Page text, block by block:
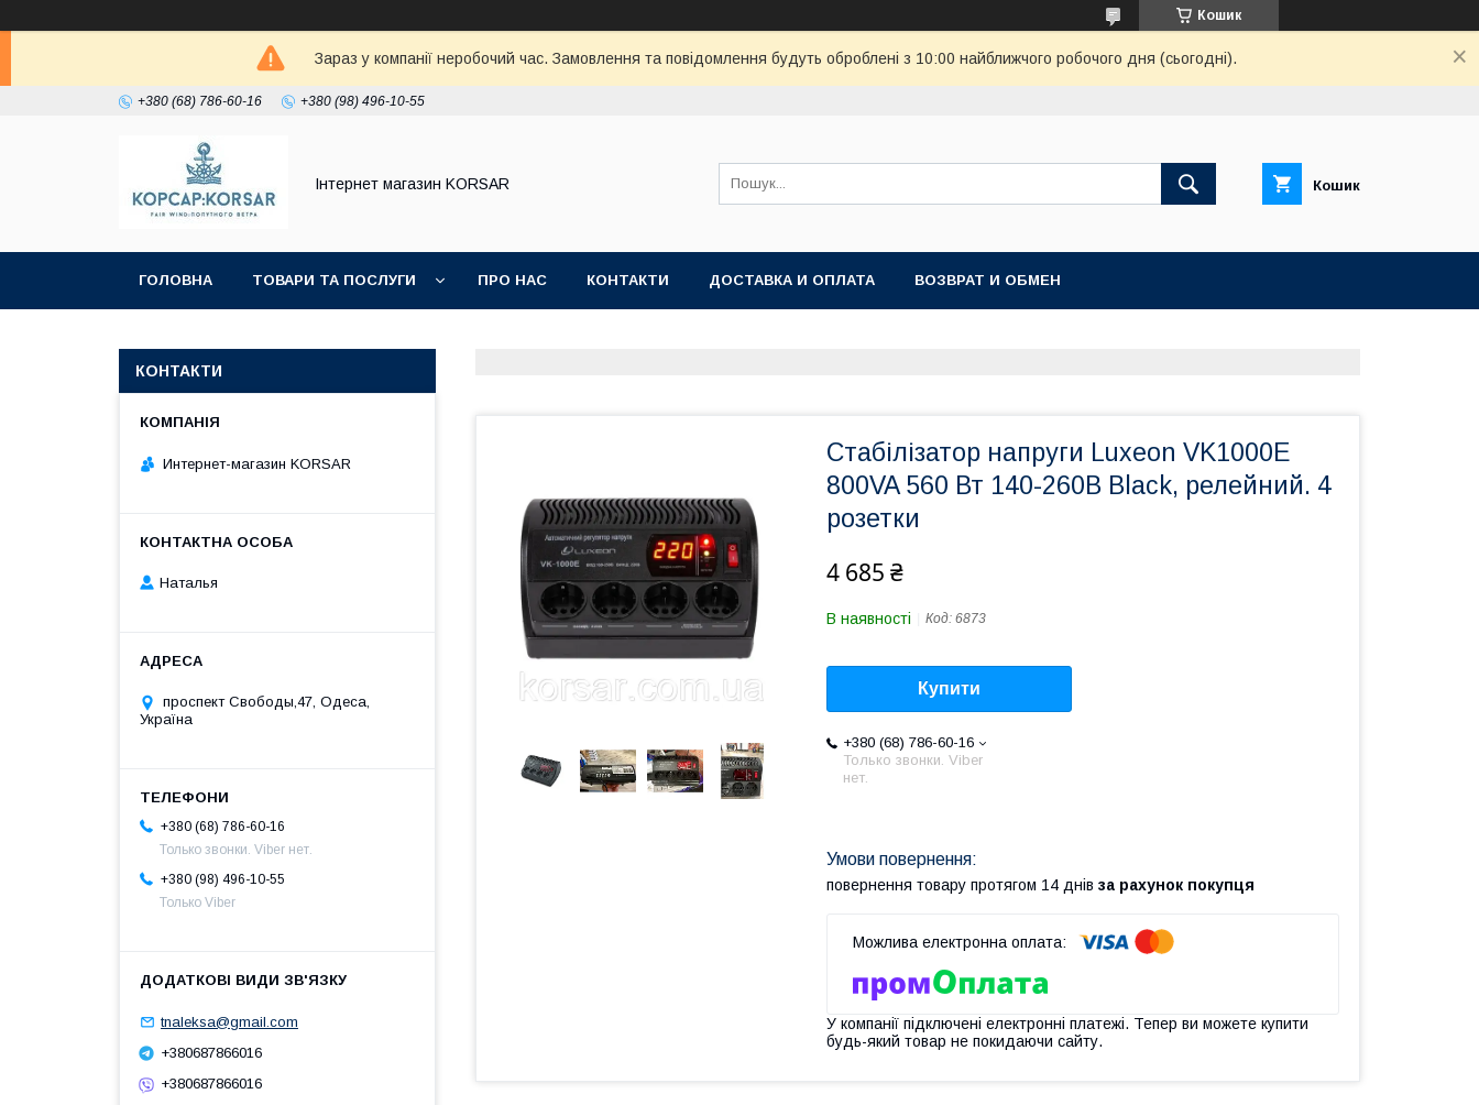
Кошик
Зараз у компанії неробочий час. Замовлення та повідомлення будуть оброблені з 10:00 найближчого робочого дня (сьогодні).
+380 (68) 786-60-16 +380 (98) 496-10-55
Iнтернет магазин KORSAR Кошик
ГОЛОВНА ТОВАРИ ТА ПОСЛУГИ ПРО НАС КОНТАКТИ ДОСТАВКА И ОПЛАТА ВОЗВРАТ И ОБМЕН
Стабілізатор напруги Luxeon VK1000E
800VA 560 Вт 140-260В Black, релейний. 4
розетки
4 685 ₴
В наявності Код: 6873
Купити
+380 (68) 786-60-16
Только звонки. Viber
нет.
повернення товару протягом 14 днів за рахунок покупця
У компанії підключені електронні платежі. Тепер ви можете купити
будь-який товар не покидаючи сайту.
КОНТАКТИ
Интернет-магазин KORSAR
Наталья
проспект Свободы,47, Одеса,
Україна
+380 (68) 786-60-16
Только звонки. Viber нет.
+380 (98) 496-10-55
Только Viber
tnaleksa@gmail.com
+380687866016
+380687866016